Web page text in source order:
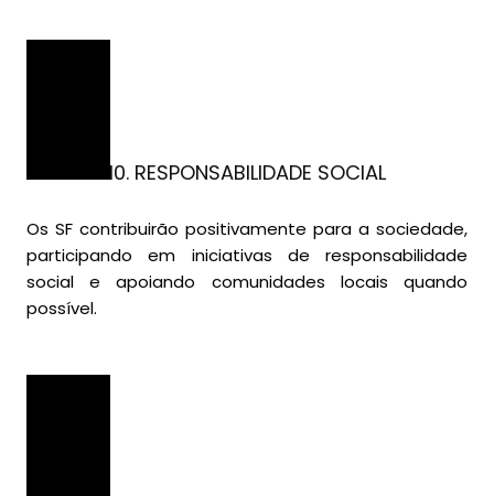
10. RESPONSABILIDADE SOCIAL
Os SF contribuirão positivamente para a sociedade,
participando em iniciativas de responsabilidade
social e apoiando comunidades locais quando
possível.